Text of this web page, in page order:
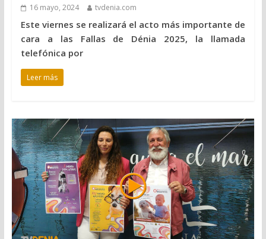
16 mayo, 2024 tvdenia.com
Este viernes se realizará el acto más importante de
cara a las Fallas de Dénia 2025, la llamada
telefónica por
Leer más